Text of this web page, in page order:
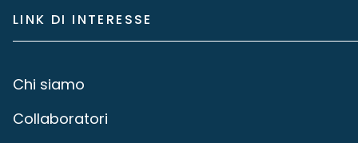
LINK DI INTERESSE
Chi siamo
Collaboratori